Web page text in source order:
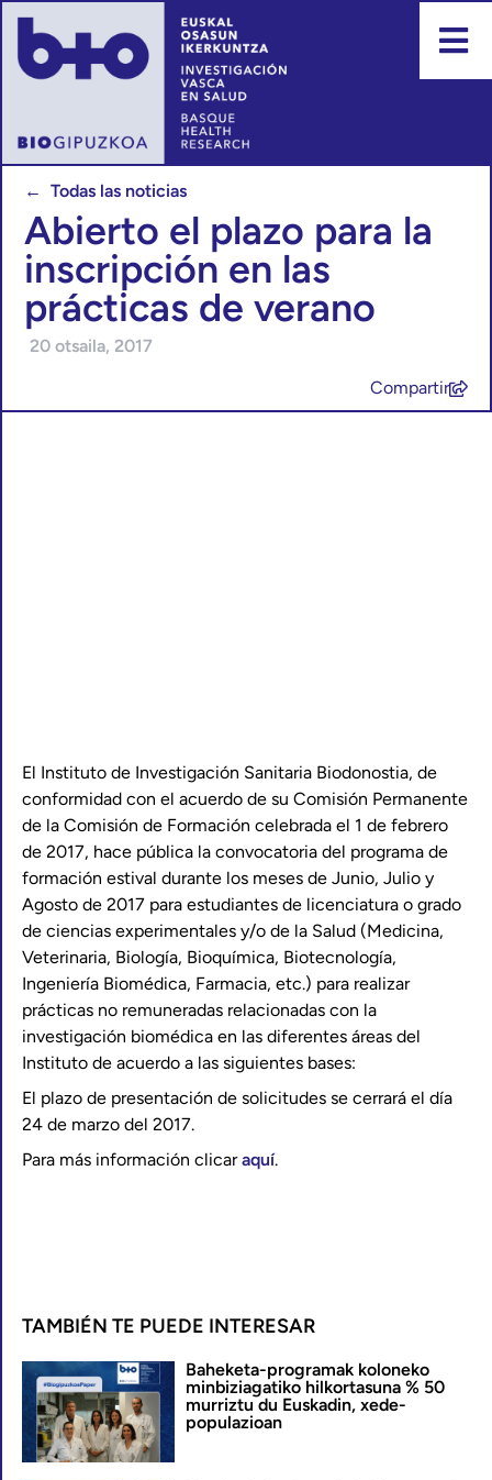
← Todas las noticias
Abierto el plazo para la
inscripción en las
prácticas de verano
20 otsaila, 2017
Compartir
El Instituto de Investigación Sanitaria Biodonostia, de
conformidad con el acuerdo de su Comisión Permanente
de la Comisión de Formación celebrada el 1 de febrero
de 2017, hace pública la convocatoria del programa de
formación estival durante los meses de Junio, Julio y
Agosto de 2017 para estudiantes de licenciatura o grado
de ciencias experimentales y/o de la Salud (Medicina,
Veterinaria, Biología, Bioquímica, Biotecnología,
Ingeniería Biomédica, Farmacia, etc.) para realizar
prácticas no remuneradas relacionadas con la
investigación biomédica en las diferentes áreas del
Instituto de acuerdo a las siguientes bases:
El plazo de presentación de solicitudes se cerrará el día
24 de marzo del 2017.
Para más información clicaraquí.
TAMBIÉN TE PUEDE INTERESAR
Baheketa-programak koloneko
minbiziagatiko hilkortasuna % 50
murriztu du Euskadin, xede-
populazioan